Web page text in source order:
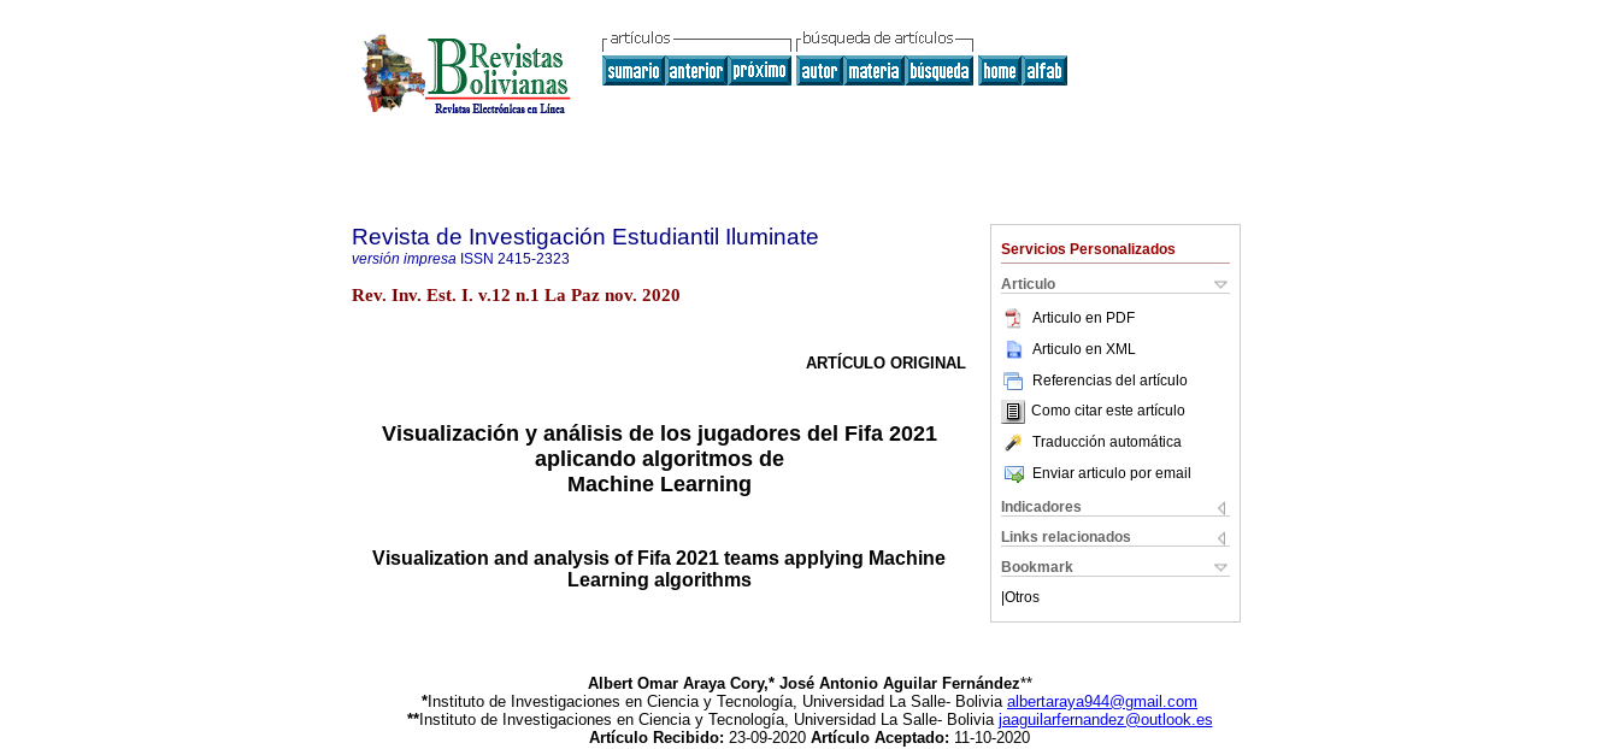
Servicios Personalizados
Articulo
Articulo en PDF
Articulo en XML
Referencias del artículo
Como citar este artículo
Traducción automática
Enviar articulo por email
Indicadores
Links relacionados
Bookmark
Otros
Revista de Investigación Estudiantil Iluminate
versión impresa ISSN 2415-2323
Rev. Inv. Est. I. v.12 n.1 La Paz nov. 2020
ARTÍCULO ORIGINAL
Visualización y análisis de los jugadores del Fifa 2021
aplicando algoritmos de
Machine Learning
Visualization and analysis of Fifa 2021 teams applying Machine
Learning algorithms
Albert Omar Araya Cory,* José Antonio Aguilar Fernández**
* Instituto de Investigaciones en Ciencia y Tecnología, Universidad La Salle- Bolivia albertaraya944@gmail.com
**Instituto de Investigaciones en Ciencia y Tecnología, Universidad La Salle- Bolivia jaaguilarfernandez@outlook.es
Artículo Recibido: 23-09-2020 Artículo Aceptado: 11-10-2020